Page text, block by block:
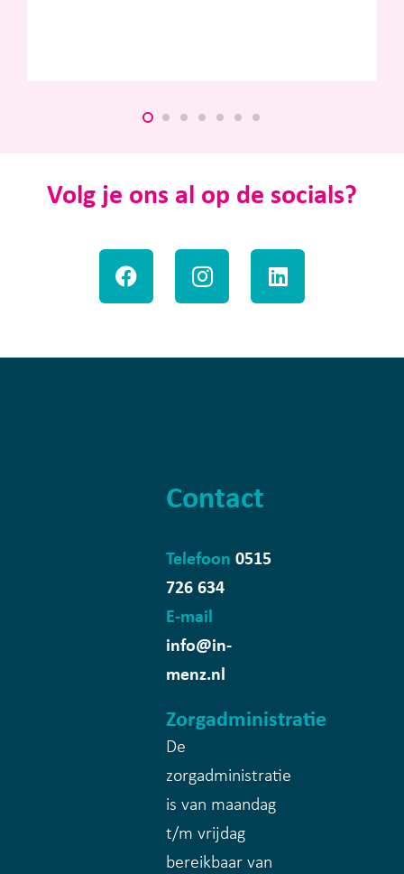
Volg je ons al op de socials?
Contact
Telefoon 0515
726 634
E-mail
info@in-
menz.nl
Zorgadministratie
De
zorgadministratie
is van maandag
t/m vrijdag
bereikbaar van